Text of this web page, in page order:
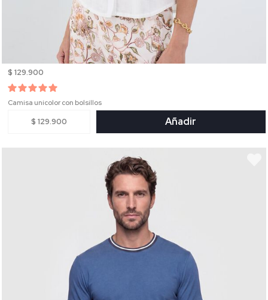
$ 129.900
Camisa unicolor con bolsillos
$ 129.900 Añadir